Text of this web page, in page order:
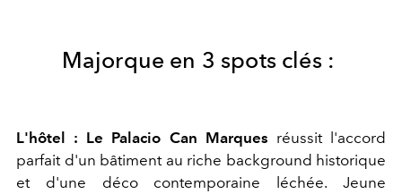
Majorque en 3 spots clés :
L'hôtel : Le Palacio Can Marques réussit l'accord
parfait d'un bâtiment au riche background historique
et d'une déco contemporaine léchée. Jeune